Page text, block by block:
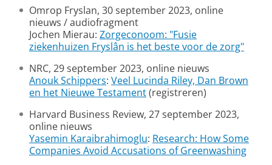
Omrop Fryslan, 30 september 2023, online
nieuws / audiofragment
Jochen Mierau: Zorgeconoom: "Fusie
ziekenhuizen Fryslân is het beste voor de zorg"
NRC, 29 september 2023, online nieuws
Anouk Schippers: Veel Lucinda Riley, Dan Brown
en het Nieuwe Testament(registreren)
Harvard Business Review, 27 september 2023,
online nieuws
Yasemin Karaibrahimoglu: Research: How Some
Companies Avoid Accusations of Greenwashing